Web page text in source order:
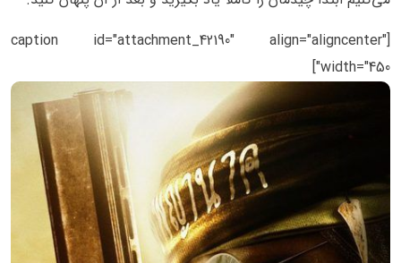
[caption id="attachment_42190" align="aligncenter"
width="450"]